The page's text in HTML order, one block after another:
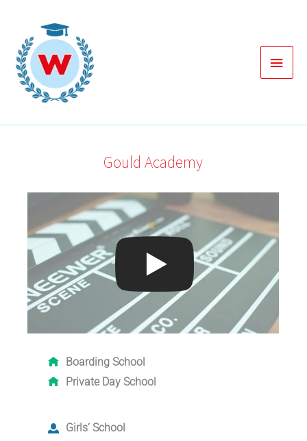
springen
Gould Academy
Boarding School
Private Day School
Girls‘ School